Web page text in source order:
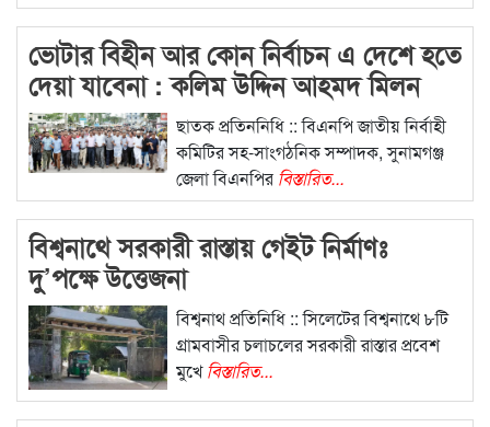
ভোটার বিহীন আর কোন নির্বাচন এ দেশে হতে
দেয়া যাবেনা : কলিম উদ্দিন আহমদ মিলন
ছাতক প্রতিননিধি :: বিএনপি জাতীয় নির্বাহী
কমিটির সহ-সাংগঠনিক সম্পাদক, সুনামগঞ্জ
জেলা বিএনপির বিস্তারিত...
বিশ্বনাথে সরকারী রাস্তায় গেইট নির্মাণঃ
দু’পক্ষে উত্তেজনা
বিশ্বনাথ প্রতিনিধি :: সিলেটের বিশ্বনাথে ৮টি
গ্রামবাসীর চলাচলের সরকারী রাস্তার প্রবেশ
মুখেবিস্তারিত...